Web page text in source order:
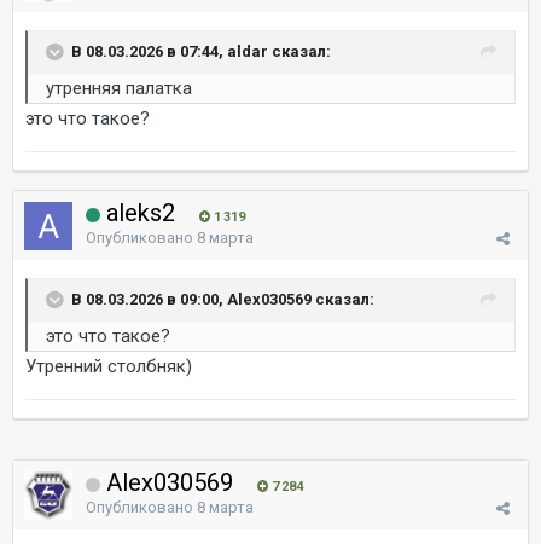
В 08.03.2026 в 07:44, aldar сказал:
утренняя палатка
это что такое?
aleks2 1 319
Опубликовано 8 марта
В 08.03.2026 в 09:00, Alex030569 сказал:
это что такое?
Утренний столбняк)
Alex030569 7 284
Опубликовано 8 марта